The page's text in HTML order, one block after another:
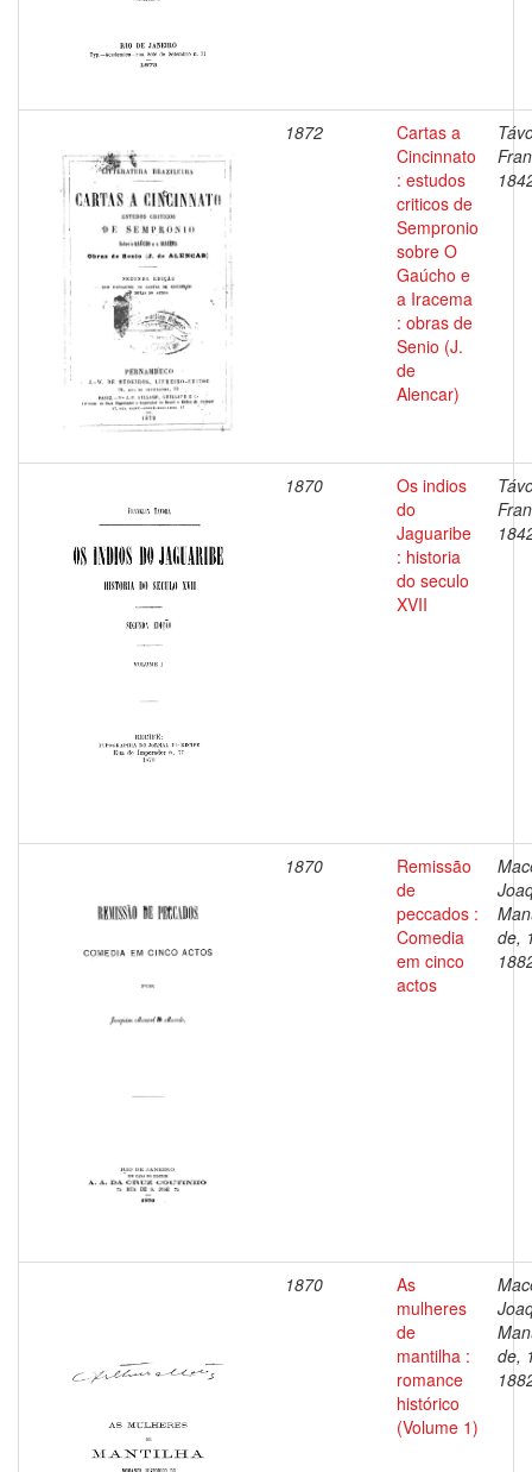
1872
Cartas a
Cincinnato
: estudos
criticos de
Sempronio
sobre O
Gaúcho e
a Iracema
: obras de
Senio (J.
de
Alencar)
1870
Os indios
do
Jaguaribe
: historia
do seculo
XVII
1870
Remissão
de
peccados :
Comedia
em cinco
actos
de,
1870
As
mulheres
de
mantilha :
romance
histórico
(Volume 1)
de,